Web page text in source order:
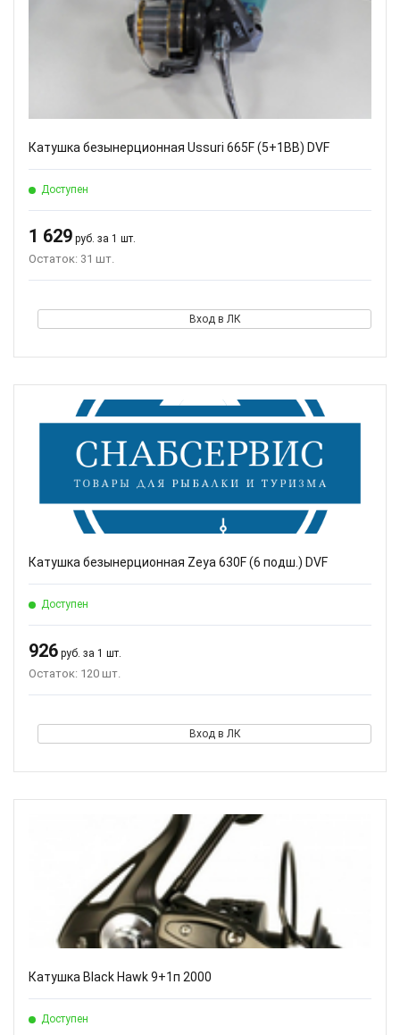
Катушка безынерционная Ussuri 665F (5+1BB) DVF
Доступен
1 629 руб. за 1 шт.
Остаток: 31 шт.
Вход в ЛК
Катушка безынерционная Zeya 630F (6 подш.) DVF
Доступен
926 руб. за 1 шт.
Остаток: 120 шт.
Вход в ЛК
Катушка Black Hawk 9+1п 2000
Доступен